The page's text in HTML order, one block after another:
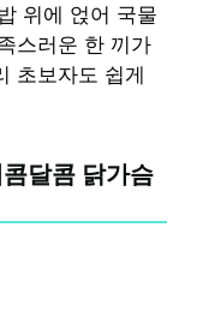
위에 얹어 국물
스러운 한 끼가
초보자도 쉽게
달콤 닭가슴